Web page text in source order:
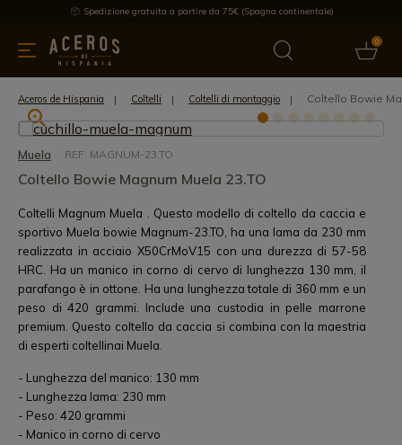
Spedizione gratuita a partire da 75€ (Spagna continentale)
0
cucina Offre Ultime notizie Venduti Marche
Aceros de Hispania Coltelli Coltelli di montaggio Coltello Bowie
Muela REF: MAGNUM-23.TO
Coltello Bowie Magnum Muela 23.TO
Coltelli Magnum Muela . Questo modello di coltello da caccia e
sportivo Muela bowie Magnum-23.TO, ha una lama da 230 mm
realizzata in acciaio X50CrMoV15 con una durezza di 57-58
HRC. Ha un manico in corno di cervo di lunghezza 130 mm, il
parafango è in ottone. Ha una lunghezza totale di 360 mm e un
peso di 420 grammi. Include una custodia in pelle marrone
premium. Questo coltello da caccia si combina con la maestria
di esperti coltellinai Muela.
- Lunghezza del manico: 130 mm
- Lunghezza lama: 230 mm
- Peso: 420 grammi
- Manico in corno di cervo